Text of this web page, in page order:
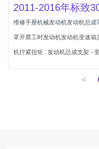
DS-进口
东南
东风富康
东风小康
2011-2016年标致
维修手册机械发动机发动机总
罩开票工时发动机发动机变速
机拧紧扭矩 : 发动机总成支架 -
<